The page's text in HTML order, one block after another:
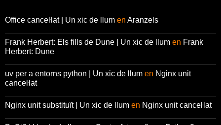
Office canceŀlat | Un xic de llum en Aranzels
Frank Herbert: Els fills de Dune | Un xic de llum en Frank
Herbert: Dune
uv per a entorns python | Un xic de llum en Nginx unit
canceŀlat
Nginx unit substituït | Un xic de llum en Nginx unit canceŀlat